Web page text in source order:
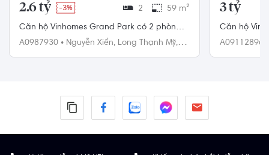
2.6 tỷ -3% 2 59 m²
Căn hộ Vinhomes Grand Park có 2 phòng
ngủ, không có nội thất.
A0987930 • Nguyễn Xiển, Long Thạnh Mỹ,
3 tỷ
Căn hộ
đại, nội thất
A09112896